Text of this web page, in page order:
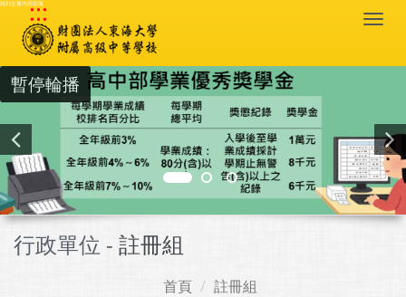
跳到主要內容區塊
:::
暫停輪播
行政單位 - 註冊組
首頁 註冊組